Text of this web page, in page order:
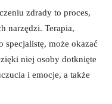
zdrady to proces,
narzędzi. Terapia,
może okazać
niej osoby dotknięte
i emocje, a także